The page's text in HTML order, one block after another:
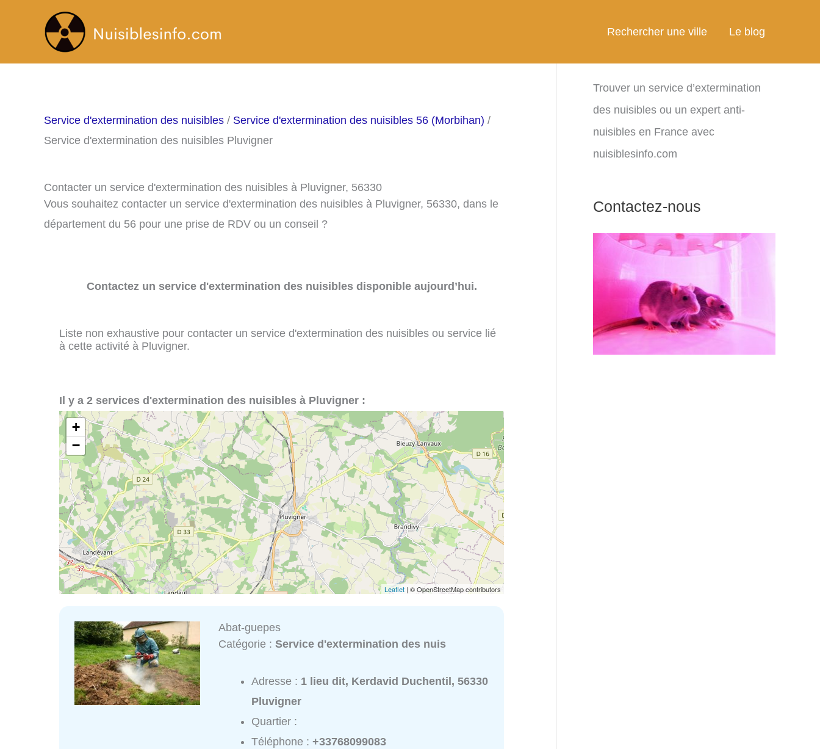
Rechercher une ville Le blog
Service d'extermination des nuisibles / Service d'extermination des nuisibles 56 (Morbihan) /
Service d'extermination des nuisibles Pluvigner
Contacter un service d'extermination des nuisibles à Pluvigner, 56330
Vous souhaitez contacter un service d'extermination des nuisibles à Pluvigner, 56330, dans le
département du 56 pour une prise de RDV ou un conseil ?
Contactez un service d'extermination des nuisibles disponible aujourd’hui.
Liste non exhaustive pour contacter un service d'extermination des nuisibles ou service lié
à cette activité à Pluvigner.
Il y a 2 services d'extermination des nuisibles à Pluvigner :
+
−
Leaflet | © OpenStreetMap contributors
Abat-guepes
Catégorie :Service d'extermination des nuis
Adresse : 1 lieu dit, Kerdavid Duchentil, 56330
Pluvigner
Quartier :
Téléphone :+33768099083
Trouver un service d’extermination
des nuisibles ou un expert anti-
nuisibles en France avec
nuisiblesinfo.com
Contactez-nous